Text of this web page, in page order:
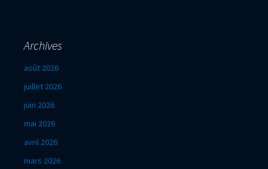
Archives
août 2026
juillet 2026
juin 2026
mai 2026
avril 2026
mars 2026